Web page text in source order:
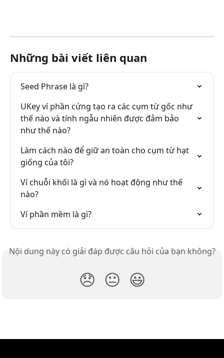
Những bài viết liên quan
Seed Phrase là gì?
UKey ví phần cứng tạo ra các cụm từ gốc như
thế nào và tính ngẫu nhiên được đảm bảo
như thế nào?
Làm cách nào để giữ an toàn cho cụm từ hạt
giống của tôi?
Ví chuỗi khối là gì và nó hoạt động như thế
nào?
Ví phần mềm là gì?
Nội dung này có giải đáp được câu hỏi của bạn không?
😞 😐 😃